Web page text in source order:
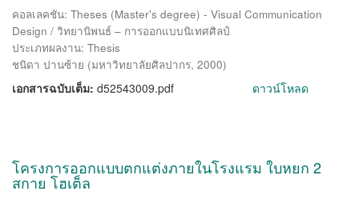
คอลเลคชัน: Theses (Master's degree) - Visual Communication
Design / วิทยานิพนธ์ – การออกแบบนิเทศศิลป์
ประเภทผลงาน: Thesis
ชนิดา ปานซ้าย (มหาวิทยาลัยศิลปากร, 2000)
เอกสารฉบับเต็ม: d52543009.pdf ดาวน์โหลด
โครงการออกแบบตกแต่งภายในโรงแรม ใบหยก 2
สกาย โฮเต็ล